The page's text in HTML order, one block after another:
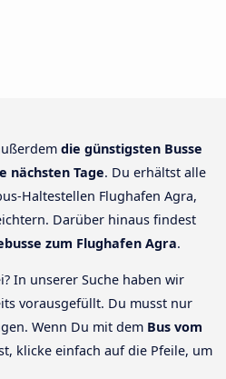
die günstigsten Busse
nächsten Tage. Du erhältst alle
Haltestellen Flughafen Agra,
Darüber hinaus findest
zum Flughafen Agra.
In unserer Suche haben wir
vorausgefüllt. Du musst nur
Wenn Du mit dem Bus vom
klicke einfach auf die Pfeile, um